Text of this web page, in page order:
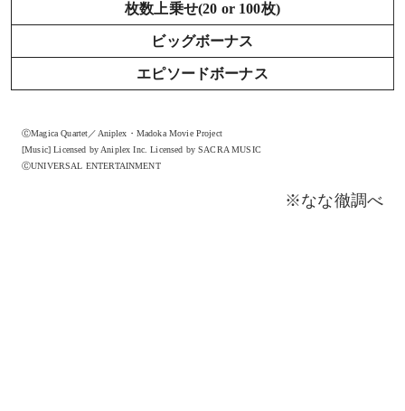
枚数上乗せ(20 or 100枚)
ビッグボーナス
エピソードボーナス
ⒸMagica Quartet／Aniplex・Madoka Movie Project
[Music] Licensed by Aniplex Inc. Licensed by SACRA MUSIC
ⒸUNIVERSAL ENTERTAINMENT
※なな徹調べ